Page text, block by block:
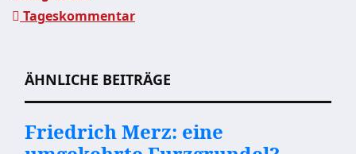
Beitragsnavigation
Tageskommentar
ÄHNLICHE BEITRÄGE
Friedrich Merz: eine